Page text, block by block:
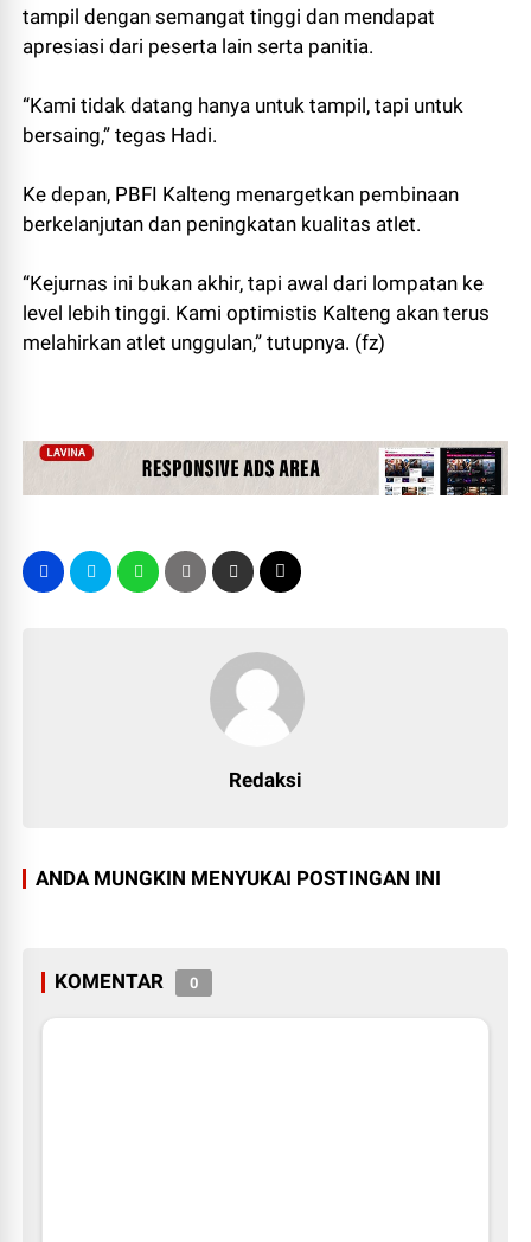
tampil dengan semangat tinggi dan mendapat
apresiasi dari peserta lain serta panitia.
“Kami tidak datang hanya untuk tampil, tapi untuk
bersaing,” tegas Hadi.
Ke depan, PBFI Kalteng menargetkan pembinaan
berkelanjutan dan peningkatan kualitas atlet.
“Kejurnas ini bukan akhir, tapi awal dari lompatan ke
level lebih tinggi. Kami optimistis Kalteng akan terus
melahirkan atlet unggulan,” tutupnya. (fz)
Redaksi
ANDA MUNGKIN MENYUKAI POSTINGAN INI
KOMENTAR 0